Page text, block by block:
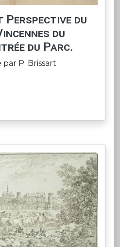
Perspective du
du
du Parc.
P. Brissart.